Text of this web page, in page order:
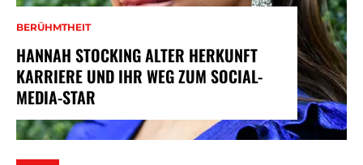
BERÜHMTHEIT
HANNAH STOCKING ALTER HERKUNFT
KARRIERE UND IHR WEG ZUM SOCIAL-
MEDIA-STAR